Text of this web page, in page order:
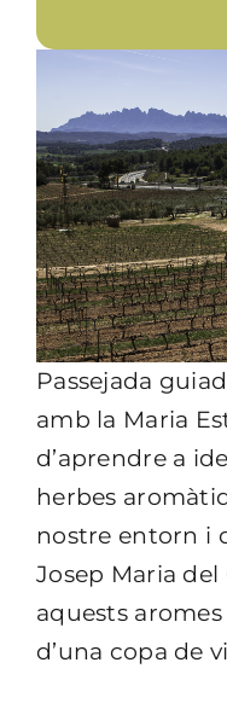
Passejada
amb la Maria
d’aprendre a
herbes
nostre entorn i
Josep Maria del
aquests
d’una copa de